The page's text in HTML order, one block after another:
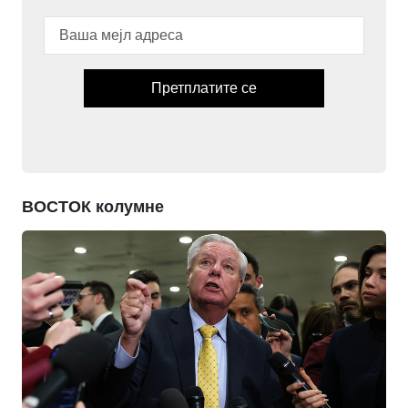
Претплатите се
ВОСТОК колумне